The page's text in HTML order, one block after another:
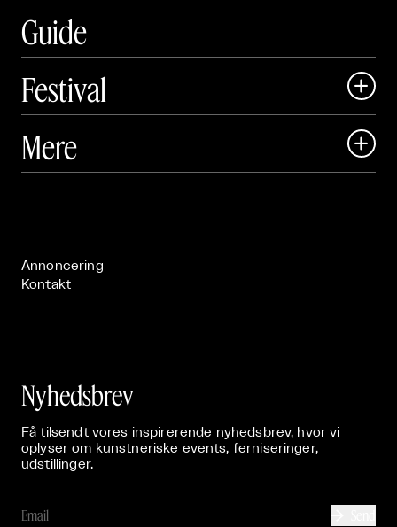
Guide
Festival

 Art Matter Festival
Mere 
Annoncering
Kontakt
Nyhedsbrev
Få tilsendt vores inspirerende nyhedsbrev, hvor vi
oplyser om kunstneriske events, ferniseringer,
udstillinger.